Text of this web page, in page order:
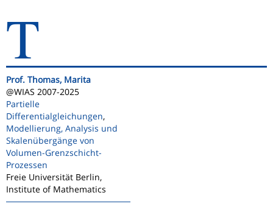
T
Prof. Thomas, Marita
@WIAS 2007-2025
Partielle
Differentialgleichungen,
Modellierung, Analysis und
Skalenübergänge von
Volumen-Grenzschicht-
Prozessen
Freie Universität Berlin,
Institute of Mathematics